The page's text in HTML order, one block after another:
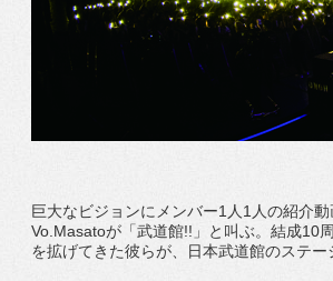
巨大なビジョンにメンバー1人1人の紹介
Vo.Masatoが「武道館!!」と叫ぶ。結成10
を拡げてきた彼らが、日本武道館のステー